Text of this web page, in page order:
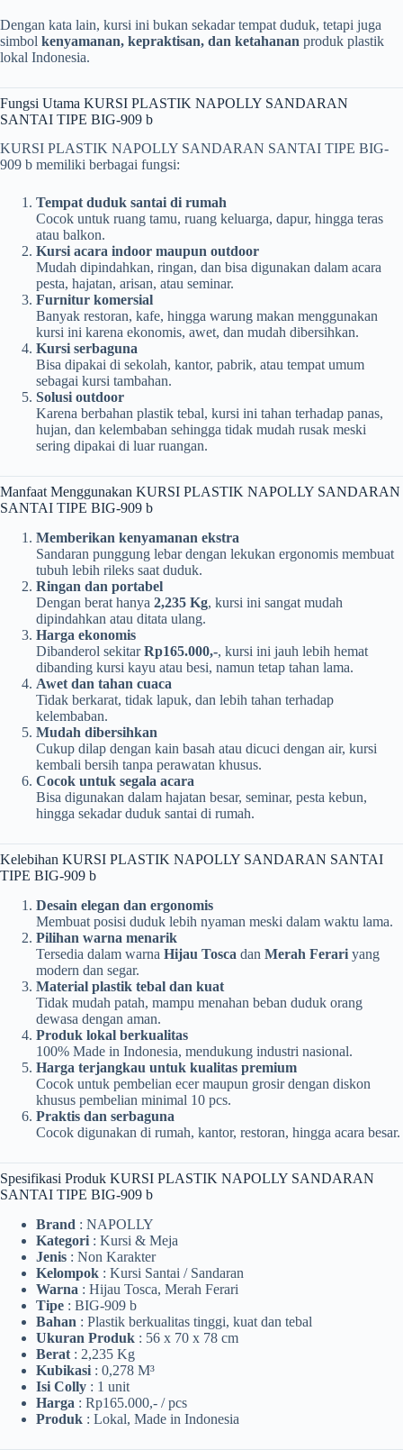
Dengan kata lain, kursi ini bukan sekadar tempat duduk, tetapi juga
simbol kenyamanan, kepraktisan, dan ketahanan produk plastik
lokal Indonesia.
Fungsi Utama KURSI PLASTIK NAPOLLY SANDARAN
SANTAI TIPE BIG-909 b
KURSI PLASTIK NAPOLLY SANDARAN SANTAI TIPE BIG-
909 b memiliki berbagai fungsi:
Tempat duduk santai di rumah
Cocok untuk ruang tamu, ruang keluarga, dapur, hingga teras
atau balkon.
Kursi acara indoor maupun outdoor
Mudah dipindahkan, ringan, dan bisa digunakan dalam acara
pesta, hajatan, arisan, atau seminar.
Furnitur komersial
Banyak restoran, kafe, hingga warung makan menggunakan
kursi ini karena ekonomis, awet, dan mudah dibersihkan.
Kursi serbaguna
Bisa dipakai di sekolah, kantor, pabrik, atau tempat umum
sebagai kursi tambahan.
Solusi outdoor
Karena berbahan plastik tebal, kursi ini tahan terhadap panas,
hujan, dan kelembaban sehingga tidak mudah rusak meski
sering dipakai di luar ruangan.
Manfaat Menggunakan KURSI PLASTIK NAPOLLY SANDARAN
SANTAI TIPE BIG-909 b
Memberikan kenyamanan ekstra
Sandaran punggung lebar dengan lekukan ergonomis membuat
tubuh lebih rileks saat duduk.
Ringan dan portabel
Dengan berat hanya 2,235 Kg, kursi ini sangat mudah
dipindahkan atau ditata ulang.
Harga ekonomis
Dibanderol sekitarRp165.000,-, kursi ini jauh lebih hemat
dibanding kursi kayu atau besi, namun tetap tahan lama.
Awet dan tahan cuaca
Tidak berkarat, tidak lapuk, dan lebih tahan terhadap
kelembaban.
Mudah dibersihkan
Cukup dilap dengan kain basah atau dicuci dengan air, kursi
kembali bersih tanpa perawatan khusus.
Cocok untuk segala acara
Bisa digunakan dalam hajatan besar, seminar, pesta kebun,
hingga sekadar duduk santai di rumah.
Kelebihan KURSI PLASTIK NAPOLLY SANDARAN SANTAI
TIPE BIG-909 b
Desain elegan dan ergonomis
Membuat posisi duduk lebih nyaman meski dalam waktu lama.
Pilihan warna menarik
Tersedia dalam warna Hijau Tosca dan Merah Ferari yang
modern dan segar.
Material plastik tebal dan kuat
Tidak mudah patah, mampu menahan beban duduk orang
dewasa dengan aman.
Produk lokal berkualitas
100% Made in Indonesia, mendukung industri nasional.
Harga terjangkau untuk kualitas premium
Cocok untuk pembelian ecer maupun grosir dengan diskon
khusus pembelian minimal 10 pcs.
Praktis dan serbaguna
Cocok digunakan di rumah, kantor, restoran, hingga acara besar.
Spesifikasi Produk KURSI PLASTIK NAPOLLY SANDARAN
SANTAI TIPE BIG-909 b
Brand : NAPOLLY
Kategori : Kursi & Meja
Jenis : Non Karakter
Kelompok : Kursi Santai / Sandaran
Warna : Hijau Tosca, Merah Ferari
Tipe : BIG-909 b
Bahan : Plastik berkualitas tinggi, kuat dan tebal
Ukuran Produk : 56 x 70 x 78 cm
Berat : 2,235 Kg
Kubikasi : 0,278 M³
Isi Colly : 1 unit
Harga : Rp165.000,- / pcs
Produk : Lokal, Made in Indonesia